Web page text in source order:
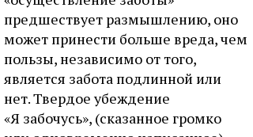
предшествует размышлению, оно
может принести больше вреда, чем
пользы, независимо от того,
является забота подлинной или
нет. Твердое убеждение
«Я забочусь», (сказанное громко